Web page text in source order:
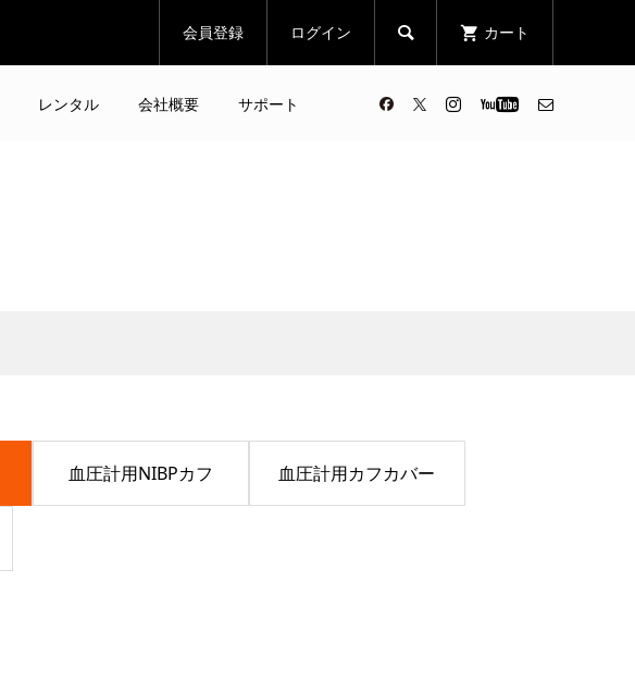
会員登録 ログイン  カート
レンタル 会社概要 サポート
血圧計用NIBPカフ 血圧計用カフカバー